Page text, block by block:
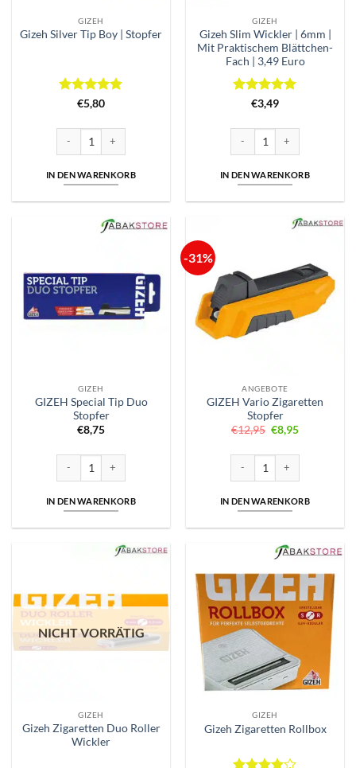
GIZEH
Gizeh Silver Tip Boy | Stopfer
Bewertet
5
€5,80
IN DEN WARENKORB
GIZEH
Gizeh Slim Wickler | 6mm |
Mit Praktischem Blättchen-
Fach | 3,49 Euro
Bewertet
5
€3,49
IN DEN WARENKORB
GIZEH
GIZEH Special Tip Duo
Stopfer
€8,75
IN DEN WARENKORB
-31%
ANGEBOTE
GIZEH Vario Zigaretten
Stopfer
€12,95 Ursprünglicher
Preis
€8,95Aktueller
IN DEN WARENKORB
NICHT VORRÄTIG
GIZEH
Gizeh Zigaretten Duo Roller
Wickler
GIZEH
Gizeh Zigaretten Rollbox